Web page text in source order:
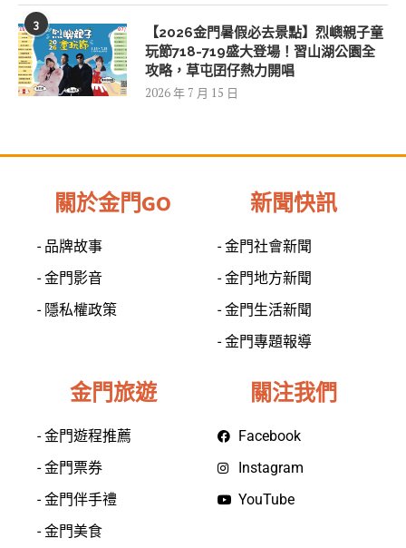
3
【2026金門暑假必去景點】烈嶼親子童
玩節718-719盛大登場！習山湖公園全
攻略，草屯囝仔熱力開唱
2026 年 7 月 15 日
關於金門GO
- 品牌故事
- 金門影音
- 隱私權政策
新聞快訊
- 金門社會新聞
- 金門地方新聞
- 金門生活新聞
- 金門專題報導
金門旅遊
- 金門遊程推薦
- 金門票券
- 金門伴手禮
- 金門美食
關注我們
Facebook
Instagram
YouTube